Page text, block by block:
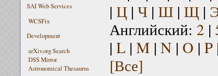
SAI Web Services
WCSFix
Development
arXiv.org Search
DSS Mirror
Astronomical Thesaurus
| Ц| Ч| Ш| Щ|
Английский: 2 |
| L| M | N | O | P
[Все]